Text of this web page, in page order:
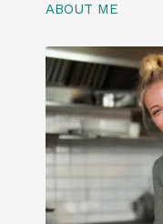
ABOUT ME